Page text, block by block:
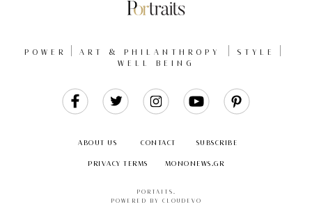
POWER ART & PHILANTHROPY
STYLE
WELL BEING
ABOUT US CONTACT SUBSCRIBE
PRIVACY TERMS MONONEWS.GR
PORTAITS
POWERED BY CLOUDEVO